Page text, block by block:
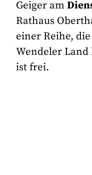
Geiger am
Rathaus
einer Reihe,
Wendeler
ist frei.